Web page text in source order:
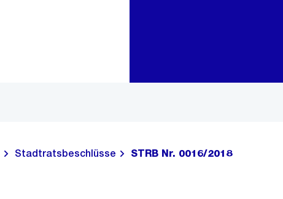
Stadtratsbeschlüsse STRB Nr. 0016/2018